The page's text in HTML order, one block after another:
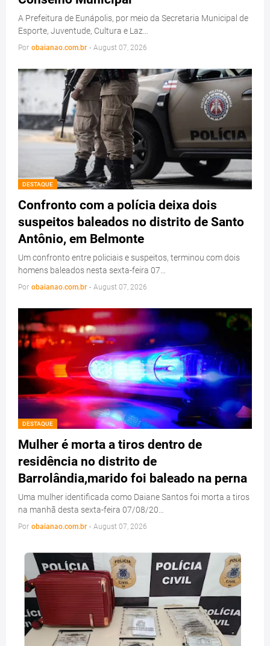
A Prefeitura de Eunápolis, por meio da Secretaria Municipal de
Esporte, Juventude, Cultura e Laz…
Por obaianao.com.br - August 07, 2026
DESTAQUE
Confronto com a polícia deixa dois
suspeitos baleados no distrito de Santo
Antônio, em Belmonte
Um confronto entre policiais e suspeitos, terminou com dois
homens baleados nesta sexta-feira 07…
Por obaianao.com.br - August 07, 2026
DESTAQUE
Mulher é morta a tiros dentro de
residência no distrito de
Barrolândia,marido foi baleado na perna
Uma mulher identificada como Daiane Santos foi morta a tiros
na manhã desta sexta-feira 07/08/20…
Por obaianao.com.br - August 07, 2026